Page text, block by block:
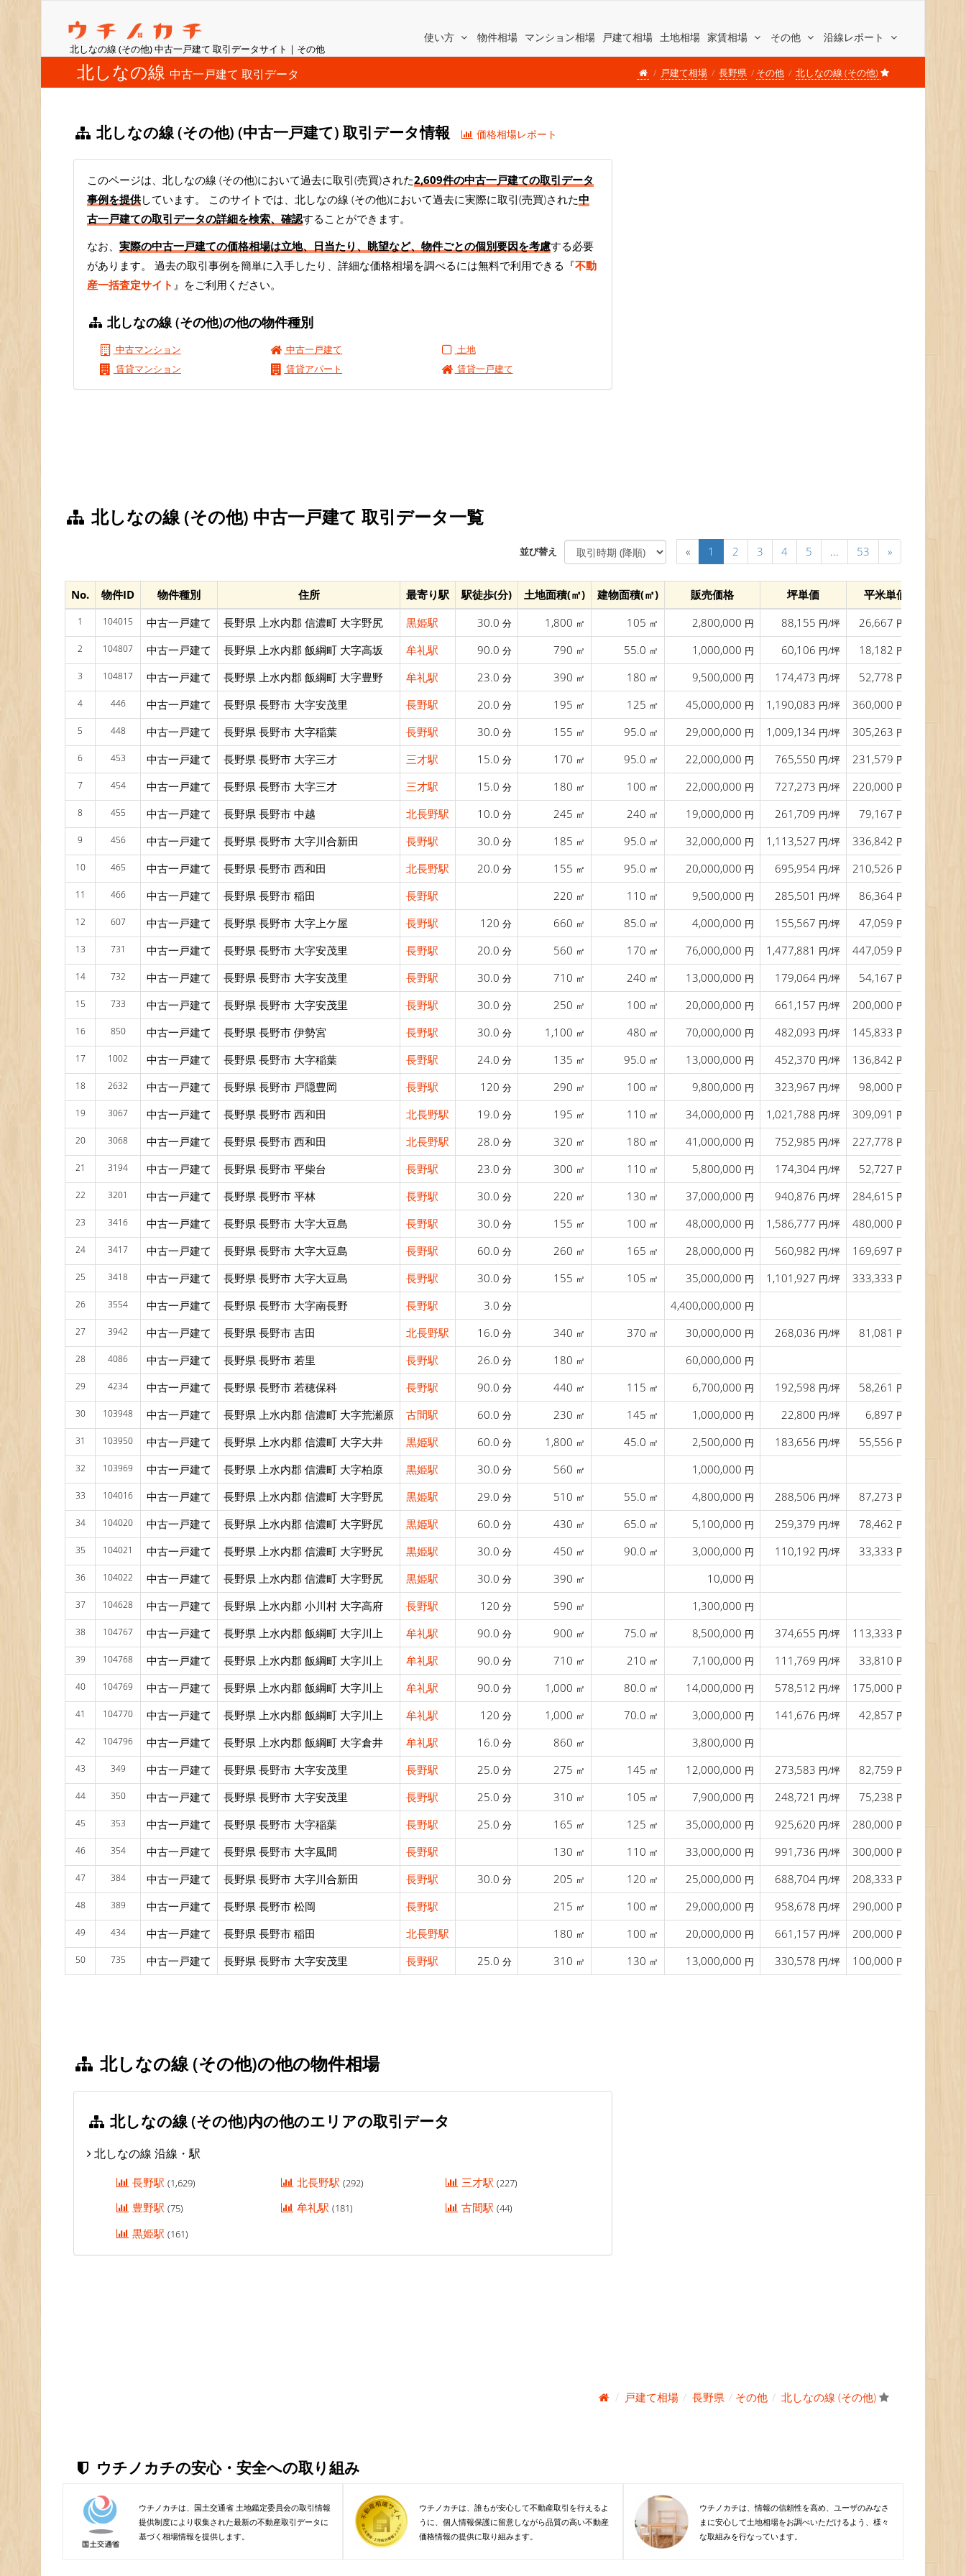
北しなの線 (その他) 中古一戸建て 取引データサイト | その他
使い方 物件相場 マンション相場 戸建て相場 土地相場 家賃相場 その他 沿線レポート
北しなの線 中古一戸建て 取引データ 戸建て相場 長野県 その他 北しなの線 (その他)
北しなの線 (その他) (中古一戸建て) 取引データ情報 価格相場レポート
このページは、北しなの線 (その他)において過去に取引(売買)された2,609件の中古一戸建ての取引データ
事例を提供しています。 このサイトでは、北しなの線 (その他)において過去に実際に取引(売買)された中
古一戸建ての取引データの詳細を検索、確認することができます。
なお、 実際の中古一戸建ての価格相場は立地、日当たり、眺望など、物件ごとの個別要因を考慮する必要
があります。 過去の取引事例を簡単に入手したり、詳細な価格相場を調べるには無料で利用できる『不動
産一括査定サイト 』をご利用ください。
北しなの線 (その他)の他の物件種別
中古マンション 中古一戸建て
土地
賃貸マンション
賃貸アパート 賃貸一戸建て
北しなの線 (その他) 中古一戸建て 取引データ一覧
並び替え « 1 2 3 4 5 ... 53 »
No. 物件ID 物件種別 住所 最寄り駅 駅徒歩(分) 土地面積(㎡) 建物面積(㎡) 販売価格 坪単価 平米単価
1 104015 中古一戸建て 長野県 上水内郡 信濃町 大字野尻 黒姫駅 30.0 分 1,800 ㎡ 105 ㎡ 2,800,000 円 88,155 円/坪 26,667 円/㎡
2 104807 中古一戸建て 長野県 上水内郡 飯綱町 大字高坂 牟礼駅 90.0 分 790 ㎡ 55.0 ㎡ 1,000,000 円 60,106 円/坪 18,182 円/㎡
3 104817 中古一戸建て 長野県 上水内郡 飯綱町 大字豊野 牟礼駅 23.0 分 390 ㎡ 180 ㎡ 9,500,000 円 174,473 円/坪 52,778 円/㎡
4 446 中古一戸建て 長野県 長野市 大字安茂里 長野駅 20.0 分 195 ㎡ 125 ㎡ 45,000,000 円 1,190,083 円/坪 360,000 円/㎡
5 448 中古一戸建て 長野県 長野市 大字稲葉 長野駅 30.0 分 155 ㎡ 95.0 ㎡ 29,000,000 円 1,009,134 円/坪 305,263 円/㎡
6 453 中古一戸建て 長野県 長野市 大字三才 三才駅 15.0 分 170 ㎡ 95.0 ㎡ 22,000,000 円 765,550 円/坪 231,579 円/㎡
7 454 中古一戸建て 長野県 長野市 大字三才 三才駅 15.0 分 180 ㎡ 100 ㎡ 22,000,000 円 727,273 円/坪 220,000 円/㎡
8 455 中古一戸建て 長野県 長野市 中越 北長野駅 10.0 分 245 ㎡ 240 ㎡ 19,000,000 円 261,709 円/坪 79,167 円/㎡
9 456 中古一戸建て 長野県 長野市 大字川合新田 長野駅 30.0 分 185 ㎡ 95.0 ㎡ 32,000,000 円 1,113,527 円/坪 336,842 円/㎡
10 465 中古一戸建て 長野県 長野市 西和田 北長野駅 20.0 分 155 ㎡ 95.0 ㎡ 20,000,000 円 695,954 円/坪 210,526 円/㎡
11 466 中古一戸建て 長野県 長野市 稲田 長野駅 220 ㎡ 110 ㎡ 9,500,000 円 285,501 円/坪 86,364 円/㎡
12 607 中古一戸建て 長野県 長野市 大字上ケ屋 長野駅 120 分 660 ㎡ 85.0 ㎡ 4,000,000 円 155,567 円/坪 47,059 円/㎡
13 731 中古一戸建て 長野県 長野市 大字安茂里 長野駅 20.0 分 560 ㎡ 170 ㎡ 76,000,000 円 1,477,881 円/坪 447,059 円/㎡
14 732 中古一戸建て 長野県 長野市 大字安茂里 長野駅 30.0 分 710 ㎡ 240 ㎡ 13,000,000 円 179,064 円/坪 54,167 円/㎡
15 733 中古一戸建て 長野県 長野市 大字安茂里 長野駅 30.0 分 250 ㎡ 100 ㎡ 20,000,000 円 661,157 円/坪 200,000 円/㎡
16 850 中古一戸建て 長野県 長野市 伊勢宮 長野駅 30.0 分 1,100 ㎡ 480 ㎡ 70,000,000 円 482,093 円/坪 145,833 円/㎡
17 1002 中古一戸建て 長野県 長野市 大字稲葉 長野駅 24.0 分 135 ㎡ 95.0 ㎡ 13,000,000 円 452,370 円/坪 136,842 円/㎡
18 2632 中古一戸建て 長野県 長野市 戸隠豊岡 長野駅 120 分 290 ㎡ 100 ㎡ 9,800,000 円 323,967 円/坪 98,000 円/㎡
19 3067 中古一戸建て 長野県 長野市 西和田 北長野駅 19.0 分 195 ㎡ 110 ㎡ 34,000,000 円 1,021,788 円/坪 309,091 円/㎡
20 3068 中古一戸建て 長野県 長野市 西和田 北長野駅 28.0 分 320 ㎡ 180 ㎡ 41,000,000 円 752,985 円/坪 227,778 円/㎡
21 3194 中古一戸建て 長野県 長野市 平柴台 長野駅 23.0 分 300 ㎡ 110 ㎡ 5,800,000 円 174,304 円/坪 52,727 円/㎡
22 3201 中古一戸建て 長野県 長野市 平林 長野駅 30.0 分 220 ㎡ 130 ㎡ 37,000,000 円 940,876 円/坪 284,615 円/㎡
23 3416 中古一戸建て 長野県 長野市 大字大豆島 長野駅 30.0 分 155 ㎡ 100 ㎡ 48,000,000 円 1,586,777 円/坪 480,000 円/㎡
24 3417 中古一戸建て 長野県 長野市 大字大豆島 長野駅 60.0 分 260 ㎡ 165 ㎡ 28,000,000 円 560,982 円/坪 169,697 円/㎡
25 3418 中古一戸建て 長野県 長野市 大字大豆島 長野駅 30.0 分 155 ㎡ 105 ㎡ 35,000,000 円 1,101,927 円/坪 333,333 円/㎡
26 3554 中古一戸建て 長野県 長野市 大字南長野 長野駅 3.0 分 4,400,000,000 円
27 3942 中古一戸建て 長野県 長野市 吉田 北長野駅 16.0 分 340 ㎡ 370 ㎡ 30,000,000 円 268,036 円/坪 81,081 円/㎡
28 4086 中古一戸建て 長野県 長野市 若里 長野駅 26.0 分 180 ㎡ 60,000,000 円
29 4234 中古一戸建て 長野県 長野市 若穂保科 長野駅 90.0 分 440 ㎡ 115 ㎡ 6,700,000 円 192,598 円/坪 58,261 円/㎡
30 103948 中古一戸建て 長野県 上水内郡 信濃町 大字荒瀬原 古間駅 60.0 分 230 ㎡ 145 ㎡ 1,000,000 円 22,800 円/坪 6,897 円/㎡
31 103950 中古一戸建て 長野県 上水内郡 信濃町 大字大井 黒姫駅 60.0 分 1,800 ㎡ 45.0 ㎡ 2,500,000 円 183,656 円/坪 55,556 円/㎡
32 103969 中古一戸建て 長野県 上水内郡 信濃町 大字柏原 黒姫駅 30.0 分 560 ㎡ 1,000,000 円
33 104016 中古一戸建て 長野県 上水内郡 信濃町 大字野尻 黒姫駅 29.0 分 510 ㎡ 55.0 ㎡ 4,800,000 円 288,506 円/坪 87,273 円/㎡
34 104020 中古一戸建て 長野県 上水内郡 信濃町 大字野尻 黒姫駅 60.0 分 430 ㎡ 65.0 ㎡ 5,100,000 円 259,379 円/坪 78,462 円/㎡
35 104021 中古一戸建て 長野県 上水内郡 信濃町 大字野尻 黒姫駅 30.0 分 450 ㎡ 90.0 ㎡ 3,000,000 円 110,192 円/坪 33,333 円/㎡
36 104022 中古一戸建て 長野県 上水内郡 信濃町 大字野尻 黒姫駅 30.0 分 390 ㎡ 10,000 円
37 104628 中古一戸建て 長野県 上水内郡 小川村 大字高府 長野駅 120 分 590 ㎡ 1,300,000 円
38 104767 中古一戸建て 長野県 上水内郡 飯綱町 大字川上 牟礼駅 90.0 分 900 ㎡ 75.0 ㎡ 8,500,000 円 374,655 円/坪 113,333 円/㎡
39 104768 中古一戸建て 長野県 上水内郡 飯綱町 大字川上 牟礼駅 90.0 分 710 ㎡ 210 ㎡ 7,100,000 円 111,769 円/坪 33,810 円/㎡
40 104769 中古一戸建て 長野県 上水内郡 飯綱町 大字川上 牟礼駅 90.0 分 1,000 ㎡ 80.0 ㎡ 14,000,000 円 578,512 円/坪 175,000 円/㎡
41 104770 中古一戸建て 長野県 上水内郡 飯綱町 大字川上 牟礼駅 120 分 1,000 ㎡ 70.0 ㎡ 3,000,000 円 141,676 円/坪 42,857 円/㎡
42 104796 中古一戸建て 長野県 上水内郡 飯綱町 大字倉井 牟礼駅 16.0 分 860 ㎡ 3,800,000 円
43 349 中古一戸建て 長野県 長野市 大字安茂里 長野駅 25.0 分 275 ㎡ 145 ㎡ 12,000,000 円 273,583 円/坪 82,759 円/㎡
44 350 中古一戸建て 長野県 長野市 大字安茂里 長野駅 25.0 分 310 ㎡ 105 ㎡ 7,900,000 円 248,721 円/坪 75,238 円/㎡
45 353 中古一戸建て 長野県 長野市 大字稲葉 長野駅 25.0 分 165 ㎡ 125 ㎡ 35,000,000 円 925,620 円/坪 280,000 円/㎡
46 354 中古一戸建て 長野県 長野市 大字風間 長野駅 130 ㎡ 110 ㎡ 33,000,000 円 991,736 円/坪 300,000 円/㎡
47 384 中古一戸建て 長野県 長野市 大字川合新田 長野駅 30.0 分 205 ㎡ 120 ㎡ 25,000,000 円 688,704 円/坪 208,333 円/㎡
48 389 中古一戸建て 長野県 長野市 松岡 長野駅 215 ㎡ 100 ㎡ 29,000,000 円 958,678 円/坪 290,000 円/㎡
49 434 中古一戸建て 長野県 長野市 稲田 北長野駅 180 ㎡ 100 ㎡ 20,000,000 円 661,157 円/坪 200,000 円/㎡
50 735 中古一戸建て 長野県 長野市 大字安茂里 長野駅 25.0 分 310 ㎡ 130 ㎡ 13,000,000 円 330,578 円/坪 100,000 円/㎡
北しなの線 (その他)の他の物件相場
北しなの線 (その他)内の他のエリアの取引データ
北しなの線 沿線・駅
長野駅(1,629) 北長野駅(292) 三才駅(227)
豊野駅(75) 牟礼駅(181) 古間駅(44)
黒姫駅(161)
戸建て相場 長野県 その他 北しなの線 (その他)
ウチノカチの安心・安全への取り組み
ウチノカチは、国土交通省 土地鑑定委員会の取引情報
提供制度により収集された最新の不動産取引データに
基づく相場情報を提供します。
ウチノカチは、誰もが安心して不動産取引を行えるよ
うに、個人情報保護に留意しながら品質の高い不動産
価格情報の提供に取り組みます。
ウチノカチは、情報の信頼性を高め、ユーザのみなさ
まに安心して土地相場をお調べいただけるよう、様々
な取組みを行なっています。